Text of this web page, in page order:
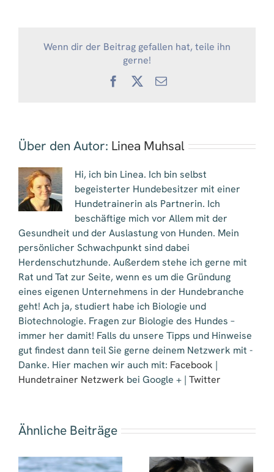
Wenn dir der Beitrag gefallen hat, teile ihn
gerne!
Facebook
X
E-
Über den Autor: Linea Muhsal
Hi, ich bin Linea. Ich bin selbst
begeisterter Hundebesitzer mit einer
Hundetrainerin als Partnerin. Ich
beschäftige mich vor Allem mit der
Gesundheit und der Auslastung von Hunden. Mein
persönlicher Schwachpunkt sind dabei
Herdenschutzhunde. Außerdem stehe ich gerne mit
Rat und Tat zur Seite, wenn es um die Gründung
eines eigenen Unternehmens in der Hundebranche
geht! Ach ja, studiert habe ich Biologie und
Biotechnologie. Fragen zur Biologie des Hundes –
immer her damit! Falls du unsere Tipps und Hinweise
gut findest dann teil Sie gerne deinem Netzwerk mit -
Danke. Hier machen wir auch mit: Facebook |
Hundetrainer Netzwerk bei Google + | Twitter
Ähnliche Beiträge